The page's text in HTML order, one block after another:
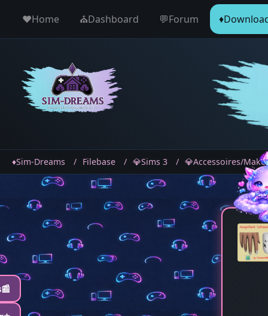
♥️Home ⛪️Dashboard 💬Forum
♦️Sim-Dreams Filebase 💎Sims 3 💎Accessoires/